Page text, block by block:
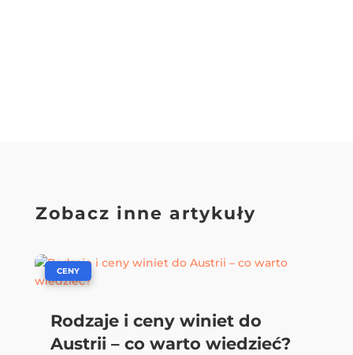
Zobacz inne artykuły
Rodzaje i ceny winiet do
Austrii – co warto wiedzieć?
CENY